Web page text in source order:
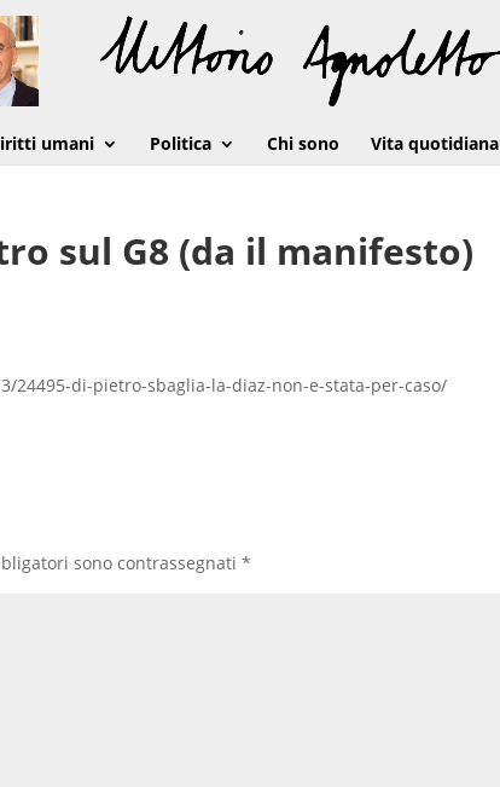
umani Politica Chi sono Vita quotidiana
sul G8 (da il manifesto)
di-pietro-sbaglia-la-diaz-non-e-stata-per-caso/
sono contrassegnati*